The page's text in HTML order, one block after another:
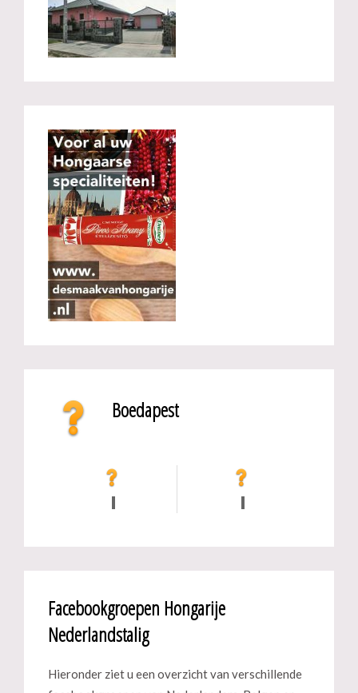
Boedapest
Facebookgroepen Hongarije
Nederlandstalig
Hieronder ziet u een overzicht van verschillende